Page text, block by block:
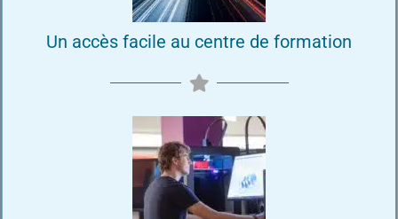
Un accès facile au centre de formation